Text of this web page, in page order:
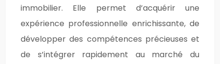
immobilier. Elle permet d’acquérir une
expérience professionnelle enrichissante, de
développer des compétences précieuses et
de s’intégrer rapidement au marché du